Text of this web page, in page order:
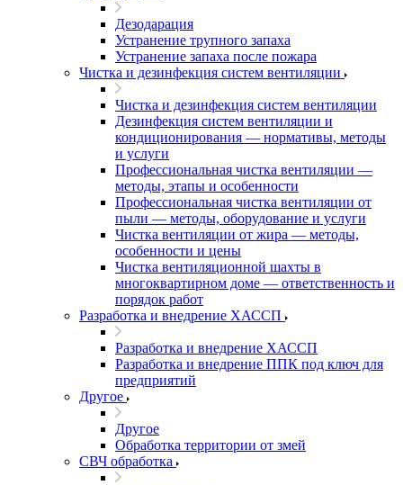
Дезодарация
Устранение трупного запаха
Устранение запаха после пожара
Чистка и дезинфекция систем вентиляции
Чистка и дезинфекция систем вентиляции
Дезинфекция систем вентиляции и
кондиционирования — нормативы, методы
и услуги
Профессиональная чистка вентиляции —
методы, этапы и особенности
Профессиональная чистка вентиляции от
пыли — методы, оборудование и услуги
Чистка вентиляции от жира — методы,
особенности и цены
Чистка вентиляционной шахты в
многоквартирном доме — ответственность и
порядок работ
Разработка и внедрение ХАССП
Разработка и внедрение ХАССП
Разработка и внедрение ППК под ключ для
предприятий
Другое
Другое
Обработка территории от змей
СВЧ обработка